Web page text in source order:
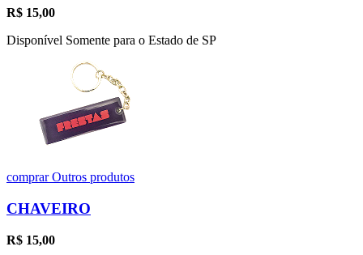
R$ 15,00
Disponível Somente para o Estado de SP
comprarOutros produtos
CHAVEIRO
R$ 15,00